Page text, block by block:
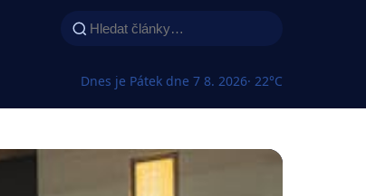
Dnes je Pátek dne 7 8. 2026· 22°C